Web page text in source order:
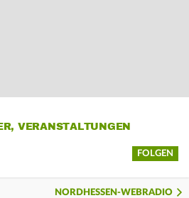
VERANSTALTUNGEN
FOLGEN
NORDHESSEN-WEBRADIO